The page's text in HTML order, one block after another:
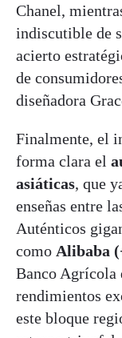
Chanel,
indiscutible de
acierto
de
diseñadora
Finalmente, el
forma clara el
asiáticas, que
enseñas entre
Auténticos
como Alibaba
Banco Agrícola
rendimientos
este bloque